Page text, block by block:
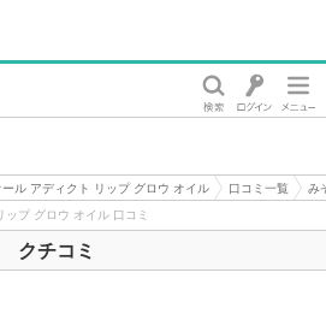
ール アディクト リップ グロウ オイル 口コミ一覧
み
プ グロウ オイル 口コミ
クチコミ